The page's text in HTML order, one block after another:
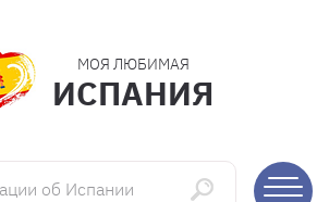
МОЯ ЛЮБИМАЯ
ИСПАНИЯ
Испании